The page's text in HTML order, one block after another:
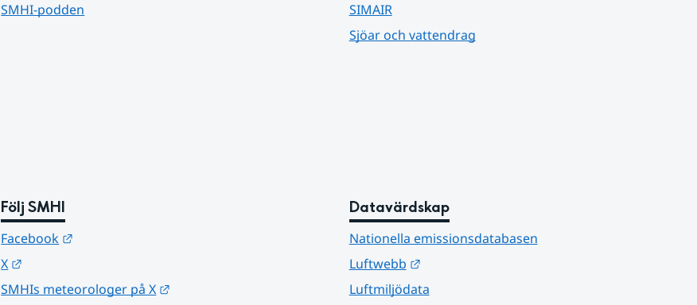
SMHI-podden
SIMAIR
Sjöar och vattendrag
Följ SMHI
Facebook
X
SMHIs meteorologer på X
Datavärdskap
Nationella emissionsdatabasen
Luftwebb
Länk till annan webbplats.
Luftmiljödata